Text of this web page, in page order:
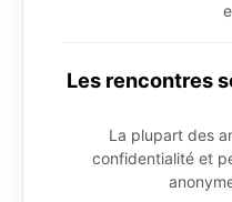
Les rencontres
La plupart des
confidentialité et